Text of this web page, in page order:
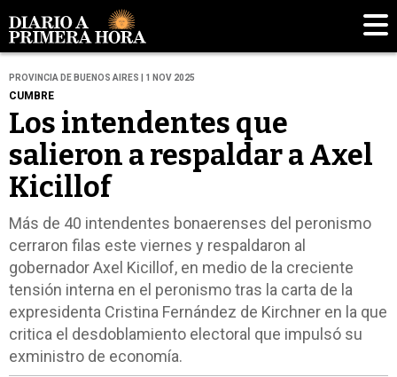
PROVINCIA DE BUENOS AIRES | 1 NOV 2025
CUMBRE
Los intendentes que
salieron a respaldar a Axel
Kicillof
Más de 40 intendentes bonaerenses del peronismo
cerraron filas este viernes y respaldaron al
gobernador Axel Kicillof, en medio de la creciente
tensión interna en el peronismo tras la carta de la
expresidenta Cristina Fernández de Kirchner en la que
critica el desdoblamiento electoral que impulsó su
exministro de economía.